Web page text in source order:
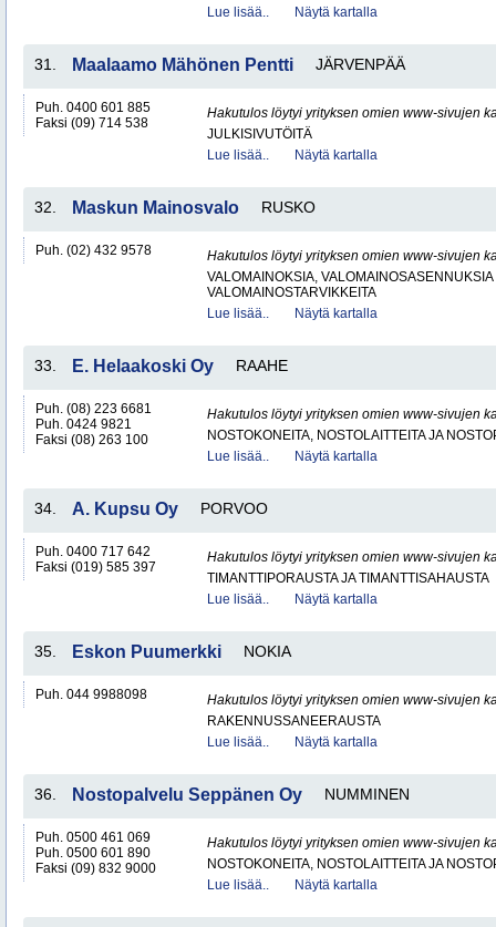
Lue lisää..
Näytä kartalla
31. Maalaamo Mähönen Pentti JÄRVENPÄÄ
Puh. 0400 601 885
Faksi (09) 714 538
Hakutulos löytyi yrityksen omien www-sivujen
JULKISIVUTÖITÄ
Lue lisää..
Näytä kartalla
32. Maskun Mainosvalo RUSKO
Puh. (02) 432 9578
Hakutulos löytyi yrityksen omien www-sivujen
VALOMAINOKSIA, VALOMAINOSASENNUKSIA
VALOMAINOSTARVIKKEITA
Lue lisää..
Näytä kartalla
33. E. Helaakoski Oy RAAHE
Puh. (08) 223 6681
Puh. 0424 9821
Faksi (08) 263 100
Hakutulos löytyi yrityksen omien www-sivujen
NOSTOKONEITA, NOSTOLAITTEITA JA
Lue lisää..
Näytä kartalla
34. A. Kupsu Oy PORVOO
Puh. 0400 717 642
Faksi (019) 585 397
Hakutulos löytyi yrityksen omien www-sivujen
TIMANTTIPORAUSTA JA TIMANTTISAHAUSTA
Lue lisää..
Näytä kartalla
35. Eskon Puumerkki NOKIA
Puh. 044 9988098
Hakutulos löytyi yrityksen omien www-sivujen
RAKENNUSSANEERAUSTA
Lue lisää..
Näytä kartalla
36. Nostopalvelu Seppänen Oy NUMMINEN
Puh. 0500 461 069
Puh. 0500 601 890
Faksi (09) 832 9000
Hakutulos löytyi yrityksen omien www-sivujen
NOSTOKONEITA, NOSTOLAITTEITA JA
Lue lisää..
Näytä kartalla